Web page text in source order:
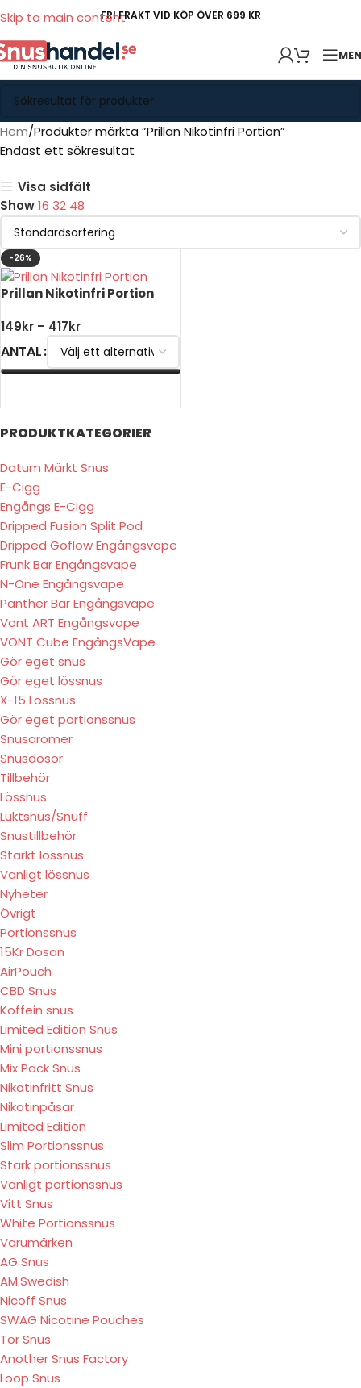
Skip to main contentFRI FRAKT VID KÖP ÖVER 699 KR
PRODUKTKATEGORIER
Datum Märkt Snus
E-Cigg
Engångs E-Cigg
Dripped Fusion Split Pod
Dripped Goflow Engångsvape
Frunk Bar Engångsvape
N-One Engångsvape
Panther Bar Engångsvape
Vont ART Engångsvape
VONT Cube EngångsVape
Gör eget snus
Gör eget lössnus
X-15 Lössnus
Gör eget portionssnus
Snusaromer
Snusdosor
Tillbehör
Lössnus
Luktsnus/Snuff
Snustillbehör
Starkt lössnus
Vanligt lössnus
Nyheter
Övrigt
Portionssnus
15Kr Dosan
AirPouch
CBD Snus
Koffein snus
Limited Edition Snus
Mini portionssnus
Mix Pack Snus
Nikotinfritt Snus
Nikotinpåsar
Limited Edition
Slim Portionssnus
Stark portionssnus
Vanligt portionssnus
Vitt Snus
White Portionssnus
Varumärken
AG Snus
AM.Swedish
Nicoff Snus
SWAG Nicotine Pouches
Tor Snus
Another Snus Factory
Loop Snus
Hem Produkter märkta ”Prillan Nikotinfri Portion”
Endast ett sökresultat
Visa sidfält
Show16 32 48
-26%
Prillan Nikotinfri Portion
149kr – 417kr
ANTAL